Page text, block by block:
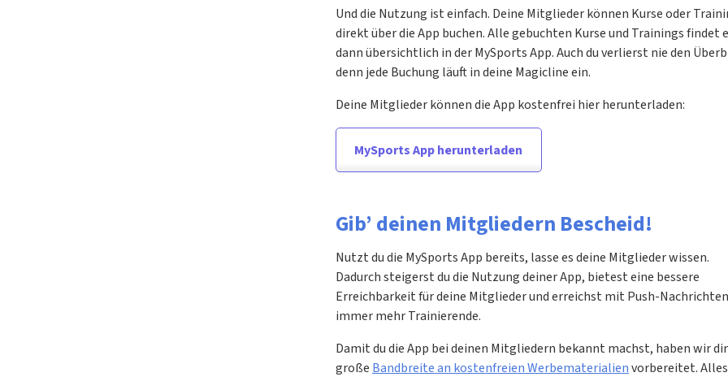
Und die Nutzung ist einfach. Deine Mitglieder können Kurse oder
direkt über die App buchen. Alle gebuchten Kurse und Trainings findet
dann übersichtlich in der MySports App. Auch du verlierst nie den
denn jede Buchung läuft in deine Magicline ein.
Deine Mitglieder können die App kostenfrei hier herunterladen:
MySports App herunterladen
Gib’ deinen Mitgliedern Bescheid!
Nutzt du die MySports App bereits, lasse es deine Mitglieder wissen.
Dadurch steigerst du die Nutzung deiner App, bietest eine bessere
Erreichbarkeit für deine Mitglieder und erreichst mit Push-Nachrichten
immer mehr Trainierende.
Damit du die App bei deinen Mitgliedern bekannt machst, haben wir
große Bandbreite an kostenfreien Werbematerialienvorbereitet.